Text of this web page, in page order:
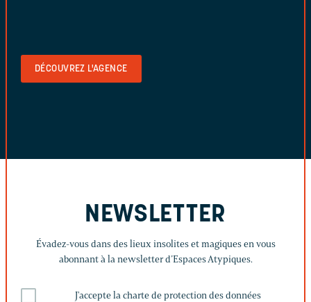
DÉCOUVREZ L'AGENCE
NEWSLETTER
Évadez-vous dans des lieux insolites et magiques en vous
abonnant à la newsletter d’Espaces Atypiques.
J'accepte la charte de protection des données